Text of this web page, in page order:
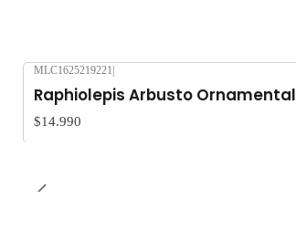
MLC1625219221|
Raphiolepis Arbusto Ornamental
$14.990